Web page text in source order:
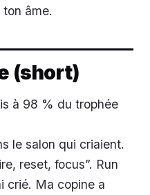
âme.
(short)
à 98 % du trophée
le salon qui criaient.
reset, focus”. Run
crié. Ma copine a